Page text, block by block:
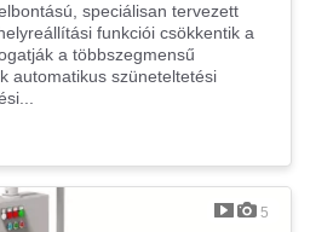
speciálisan tervezett
funkciói csökkentik a
a többszegmensű
automatikus szüneteltetési
5